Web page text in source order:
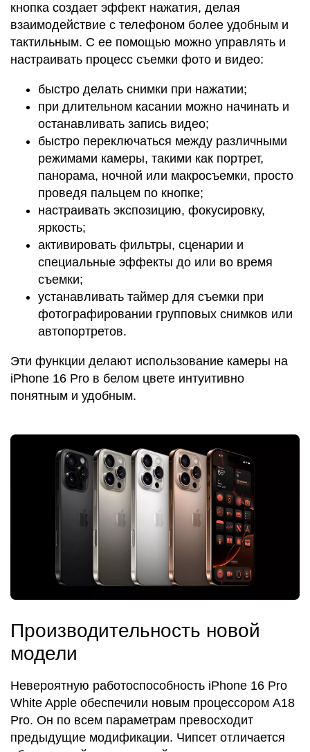
кнопка создает эффект нажатия, делая
взаимодействие с телефоном более удобным и
тактильным. С ее помощью можно управлять и
настраивать процесс съемки фото и видео:
быстро делать снимки при нажатии;
при длительном касании можно начинать и
останавливать запись видео;
быстро переключаться между различными
режимами камеры, такими как портрет,
панорама, ночной или макросъемки, просто
проведя пальцем по кнопке;
настраивать экспозицию, фокусировку,
яркость;
активировать фильтры, сценарии и
специальные эффекты до или во время
съемки;
устанавливать таймер для съемки при
фотографировании групповых снимков или
автопортретов.
Эти функции делают использование камеры на
iPhone 16 Pro в белом цвете интуитивно
понятным и удобным.
Производительность новой
модели
Невероятную работоспособность iPhone 16 Pro
White Apple обеспечили новым процессором A18
Pro. Он по всем параметрам превосходит
предыдущие модификации. Чипсет отличается